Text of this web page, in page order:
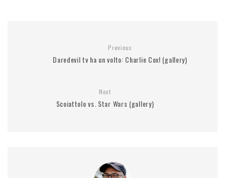
Previous
Daredevil tv ha un volto: Charlie Cox! (gallery)
Next
Scoiattolo vs. Star Wars (gallery)